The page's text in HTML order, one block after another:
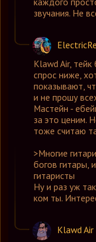
звучания. Не
Klawd Air, тейк
спрос ниже,
показывают,
и не прошу
Мастейн -
за это ценим.
тоже считаю
>Многие
богов гитары,
гитаристы
Ну и раз уж
ком ты.
Klawd Air